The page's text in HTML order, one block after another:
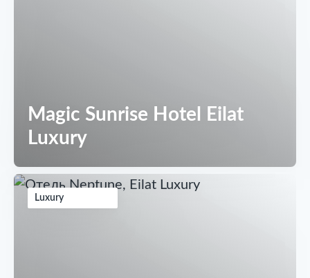
Magic Sunrise Hotel Eilat
Luxury
Luxury